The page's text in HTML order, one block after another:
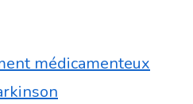
médicamenteux